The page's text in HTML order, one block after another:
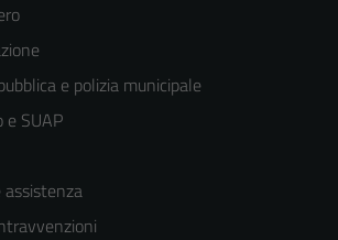
e polizia municipale
e SUAP
assistenza